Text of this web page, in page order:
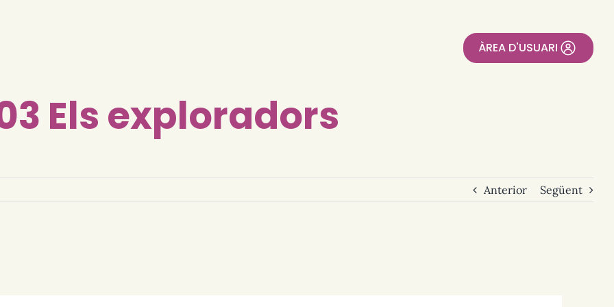
ÀREA D'USUARI
Els exploradors
Anterior Següent